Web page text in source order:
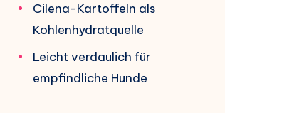
Cilena-Kartoffeln als
Kohlenhydratquelle
Leicht verdaulich für
empfindliche Hunde